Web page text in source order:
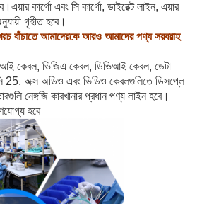
কার্গো এবং সি কার্গো, ডাইরেক্ট লাইন, এয়ার
গৃহীত হবে।
বাঁচাতে আমাদেরকে আরও আমাদের পণ্য সরবরাহ
কেবল, ভিজিএ কেবল, ডিভিআই কেবল, ডেটা
25, অক্স অডিও এবং ভিডিও কেবলগুলিতে ডিসপ্লে
নেঙ্গজি কারখানার প্রধান পণ্য লাইন হবে।
হবে